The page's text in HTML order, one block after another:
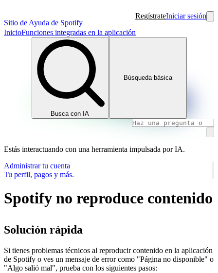
Sitio de Ayuda de Spotify
RegístrateIniciar sesión
InicioFunciones integradas en la aplicación
Busca con IA
Búsqueda básica
Estás interactuando con una herramienta impulsada por IA.
Administrar tu cuenta
Tu perfil, pagos y más.
Spotify no reproduce contenido
Solución rápida
Si tienes problemas técnicos al reproducir contenido en la aplicación
de Spotify o ves un mensaje de error como "Página no disponible" o
"Algo salió mal", prueba con los siguientes pasos: